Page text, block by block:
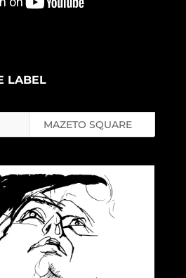
LABEL
MAZETO SQUARE